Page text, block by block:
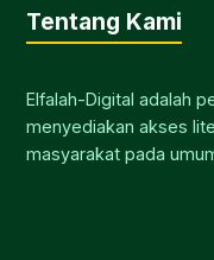
Tentang Kami
Elfalah-Digital adalah
menyediakan akses
masyarakat pada